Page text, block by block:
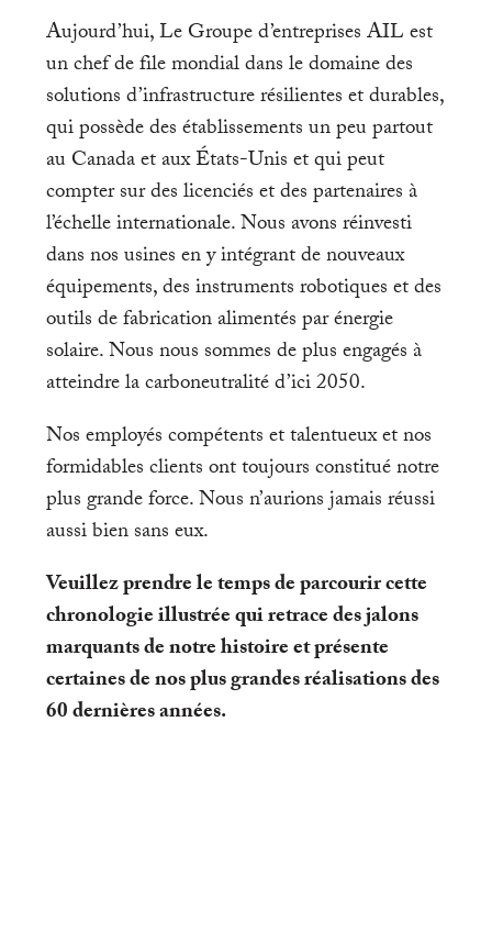
Aujourd’hui, Le Groupe d’entreprises AIL est
un chef de file mondial dans le domaine des
solutions d’infrastructure résilientes et durables,
qui possède des établissements un peu partout
au Canada et aux États-Unis et qui peut
compter sur des licenciés et des partenaires à
l’échelle internationale. Nous avons réinvesti
dans nos usines en y intégrant de nouveaux
équipements, des instruments robotiques et des
outils de fabrication alimentés par énergie
solaire. Nous nous sommes de plus engagés à
atteindre la carboneutralité d’ici 2050.
Nos employés compétents et talentueux et nos
formidables clients ont toujours constitué notre
plus grande force. Nous n’aurions jamais réussi
aussi bien sans eux.
Veuillez prendre le temps de parcourir cette
chronologie illustrée qui retrace des jalons
marquants de notre histoire et présente
certaines de nos plus grandes réalisations des
60 dernières années.